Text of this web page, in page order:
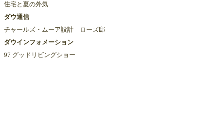
住宅と夏の外気
ダウ通信
チャールズ・ムーア設計 ローズ邸
ダウインフォメーション
97 グッドリビングショー